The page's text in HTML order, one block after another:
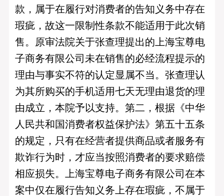
款，属于在履行对消费者的告知义务中存在
瑕疵，故这一限制性条款不能适用于此次销
售。原审法院关于张查理提出的上海宝尊电
子商务有限公司未在销售的必经流程提示的
理由与事实不符的认定显属不当。张查理认
为其所购买的手机适用七天无理由退货的理
由成立，本院予以支持。第二，根据《中华
人民共和国消费者权益保护法》第五十五条
的规定，只有在经营者提供商品或者服务有
欺诈行为时，才应当按照消费者的要求赔偿
相应损失。上海宝尊电子商务有限公司在本
案中仅在履行告知义务上存在瑕疵，不属于